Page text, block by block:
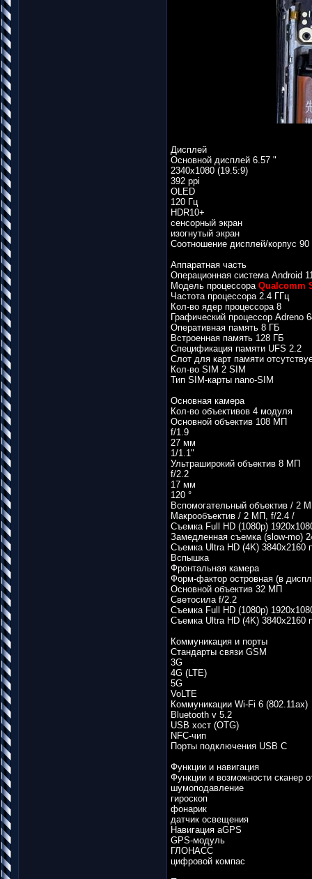
Дисплей
Основной дисплей 6.57 "
2340x1080 (19.5:9)
392 ppi
OLED
120 Гц
HDR10+
сенсорный экран
изогнутый экран
Соотношение дисплей/корпус 90
Аппаратная часть
Операционная система Android
Модель процессора Qualcomm
Частота процессора 2.4 ГГц
Кол-во ядер процессора 8
Графический процессор Adreno
Оперативная память 8 ГБ
Встроенная память 128 ГБ
Спецификация памяти UFS 2.2
Слот для карт памяти
Кол-во SIM 2 SIM
Тип SIM-карты nano-SIM
Основная камера
Кол-во объективов 4 модуля
Основной объектив 108 МП
f/1.9
27 мм
1/1.1"
Ультраширокий объектив 8 МП
f/2.2
17 мм
120 °
Вспомогательный объектив / 2
Макрообъектив / 2 МП, f/2.4 /
Съемка Full HD (1080p)
Замедленная съемка (slow-mo)
Съемка Ultra HD (4K) 3840х2160
Вспышка
Фронтальная камера
Форм-фактор островная (в
Основной объектив 32 МП
Светосила f/2.2
Съемка Full HD (1080p)
Съемка Ultra HD (4K) 3840х2160
Коммуникация и порты
Стандарты связи GSM
3G
4G (LTE)
5G
VoLTE
Коммуникации Wi-Fi 6 (802.11ax)
Bluetooth v 5.2
USB хост (OTG)
NFC-чип
Порты подключения USB C
Функции и навигация
Функции и возможности сканер
шумоподавление
гироскоп
фонарик
датчик освещения
Навигация aGPS
GPS-модуль
ГЛОНАСС
цифровой компас